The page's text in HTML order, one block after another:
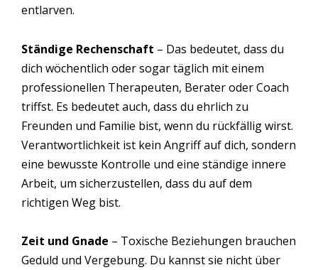
entlarven.
Ständige Rechenschaft – Das bedeutet, dass du
dich wöchentlich oder sogar täglich mit einem
professionellen Therapeuten, Berater oder Coach
triffst. Es bedeutet auch, dass du ehrlich zu
Freunden und Familie bist, wenn du rückfällig wirst.
Verantwortlichkeit ist kein Angriff auf dich, sondern
eine bewusste Kontrolle und eine ständige innere
Arbeit, um sicherzustellen, dass du auf dem
richtigen Weg bist.
Zeit und Gnade – Toxische Beziehungen brauchen
Geduld und Vergebung. Du kannst sie nicht über